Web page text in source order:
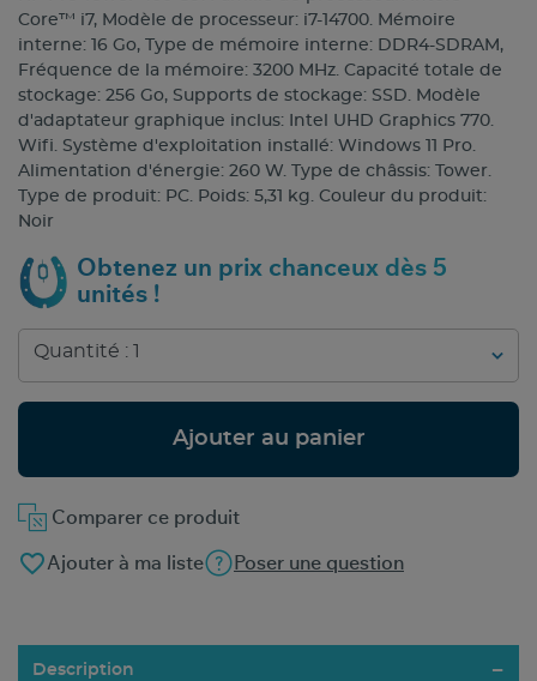
Core™ i7, Modèle de processeur: i7-14700. Mémoire
interne: 16 Go, Type de mémoire interne: DDR4-SDRAM,
Fréquence de la mémoire: 3200 MHz. Capacité totale de
stockage: 256 Go, Supports de stockage: SSD. Modèle
d'adaptateur graphique inclus: Intel UHD Graphics 770.
Wifi. Système d'exploitation installé: Windows 11 Pro.
Alimentation d'énergie: 260 W. Type de châssis: Tower.
Type de produit: PC. Poids: 5,31 kg. Couleur du produit:
Noir
Obtenez un prix chanceux dès 5
unités !
Ajouter au panier
favorite_borderAjouter à ma liste Poser une question
Comparer ce produit
Description